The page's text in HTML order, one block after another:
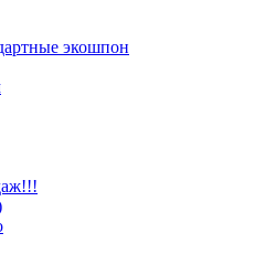
экошпон